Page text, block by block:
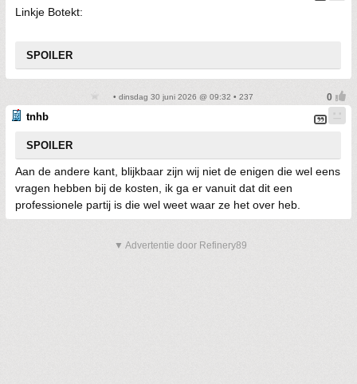
Linkje Botekt:
SPOILER
• dinsdag 30 juni 2026 @ 09:32 • 237
tnhb
SPOILER
Aan de andere kant, blijkbaar zijn wij niet de enigen die wel eens
vragen hebben bij de kosten, ik ga er vanuit dat dit een
professionele partij is die wel weet waar ze het over heb.
▼ Advertentie door Refinery89